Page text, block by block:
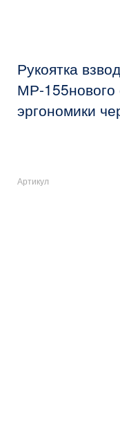
Рукоятка
МР-155нового
эргономики
Артикул